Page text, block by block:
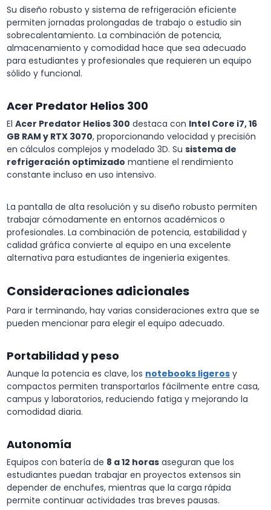
Su diseño robusto y sistema de refrigeración eficiente
permiten jornadas prolongadas de trabajo o estudio sin
sobrecalentamiento. La combinación de potencia,
almacenamiento y comodidad hace que sea adecuado
para estudiantes y profesionales que requieren un equipo
sólido y funcional.
Acer Predator Helios 300
El Acer Predator Helios 300 destaca con Intel Core i7, 16
GB RAM y RTX 3070, proporcionando velocidad y precisión
en cálculos complejos y modelado 3D. Su sistema de
refrigeración optimizado mantiene el rendimiento
constante incluso en uso intensivo.
La pantalla de alta resolución y su diseño robusto permiten
trabajar cómodamente en entornos académicos o
profesionales. La combinación de potencia, estabilidad y
calidad gráfica convierte al equipo en una excelente
alternativa para estudiantes de ingeniería exigentes.
Consideraciones adicionales
Para ir terminando, hay varias consideraciones extra que se
pueden mencionar para elegir el equipo adecuado.
Portabilidad y peso
Aunque la potencia es clave, los notebooks ligeros y
compactos permiten transportarlos fácilmente entre casa,
campus y laboratorios, reduciendo fatiga y mejorando la
comodidad diaria.
Autonomía
Equipos con batería de 8 a 12 horas aseguran que los
estudiantes puedan trabajar en proyectos extensos sin
depender de enchufes, mientras que la carga rápida
permite continuar actividades tras breves pausas.